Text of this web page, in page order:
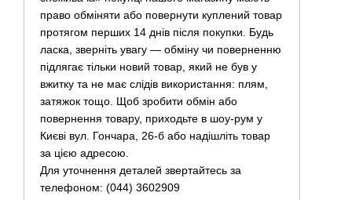
право обміняти або повернути куплений товар
протягом перших 14 днів після покупки. Будь
ласка, зверніть увагу — обміну чи поверненню
підлягає тільки новий товар, який не був у
вжитку та не має слідів використання: плям,
затяжок тощо. Щоб зробити обмін або
повернення товару, приходьте в шоу-рум у
Києві вул. Гончара, 26-б або надішліть товар
за цією адресою.
Для уточнення деталей звертайтесь за
телефоном: (044) 3602909